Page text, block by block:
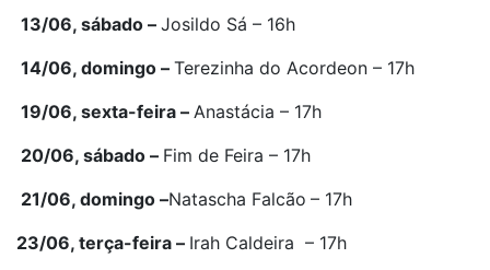
13/06, sábado – Josildo Sá – 16h
14/06, domingo – Terezinha do Acordeon – 17h
19/06, sexta-feira – Anastácia – 17h
20/06, sábado – Fim de Feira – 17h
21/06, domingo –Natascha Falcão – 17h
23/06, terça-feira – Irah Caldeira – 17h